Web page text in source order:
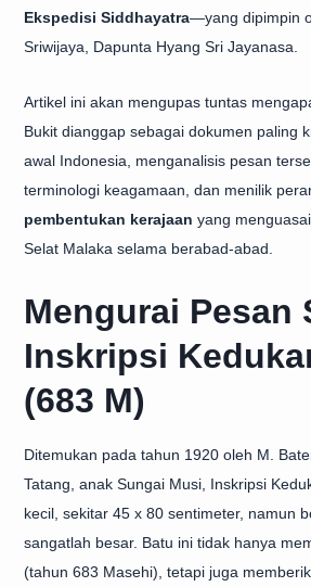
Ekspedisi Siddhayatra—yang dipimpin
Sriwijaya, Dapunta Hyang Sri Jayanasa.
Artikel ini akan mengupas tuntas
Bukit dianggap sebagai dokumen paling
awal Indonesia, menganalisis pesan
terminologi keagamaan, dan menilik
pembentukan kerajaan yang
Selat Malaka selama berabad-abad.
Mengurai Pesan
Inskripsi
(683 M)
Ditemukan pada tahun 1920 oleh M.
Tatang, anak Sungai Musi, Inskripsi
kecil, sekitar 45 x 80 sentimeter, namun
sangatlah besar. Batu ini tidak hanya
(tahun 683 Masehi), tetapi juga